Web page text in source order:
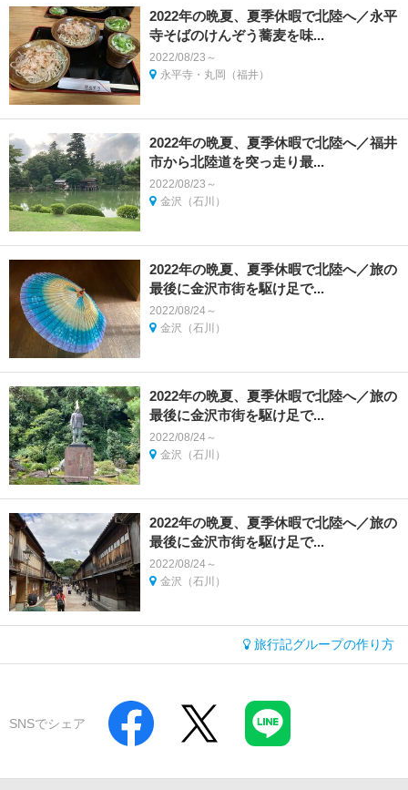
2022年の晩夏、夏季休暇で北陸へ／永平
寺そばのけんぞう蕎麦を味...
2022/08/23～
永平寺・丸岡（福井）
2022年の晩夏、夏季休暇で北陸へ／福井
市から北陸道を突っ走り最...
2022/08/23～
金沢（石川）
2022年の晩夏、夏季休暇で北陸へ／旅の
最後に金沢市街を駆け足で...
2022/08/24～
金沢（石川）
2022年の晩夏、夏季休暇で北陸へ／旅の
最後に金沢市街を駆け足で...
2022/08/24～
金沢（石川）
2022年の晩夏、夏季休暇で北陸へ／旅の
最後に金沢市街を駆け足で...
2022/08/24～
金沢（石川）
旅行記グループの作り方
SNSでシェア